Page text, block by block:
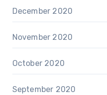
December 2020
November 2020
October 2020
September 2020